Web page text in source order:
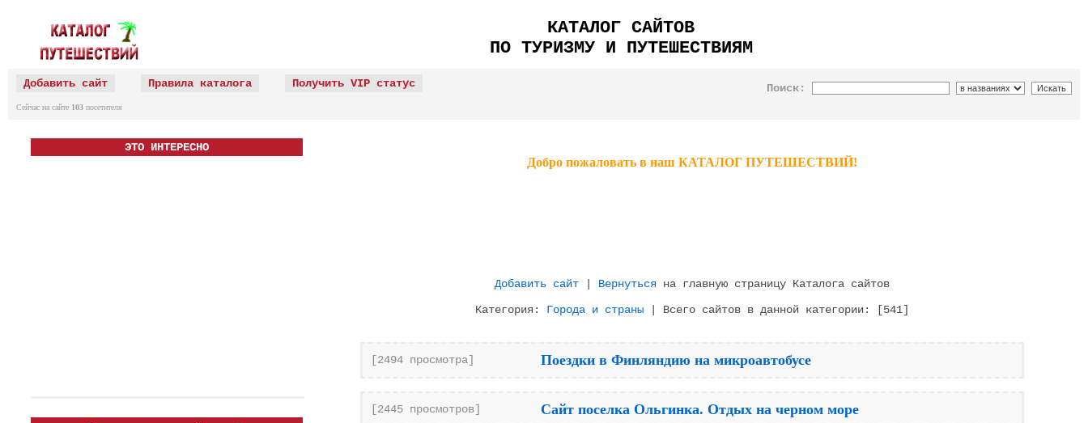
КАТАЛОГ САЙТОВ
ПО ТУРИЗМУ И ПУТЕШЕСТВИЯМ
Добавить сайт Правила каталога Получить VIP статус
Сейчас на сайте 103 посетителя
Поиск:
ЭТО ИНТЕРЕСНО
Добро пожаловать в наш КАТАЛОГ ПУТЕШЕСТВИЙ!
Добавить сайт Вернуться на главную страницу Каталога сайтов
Категория: Города и страны | Всего сайтов в данной категории: [541]
[2494 просмотра] Поездки в Финляндию на микроавтобусе
[2445 просмотров] Сайт поселка Ольгинка. Отдых на черном море